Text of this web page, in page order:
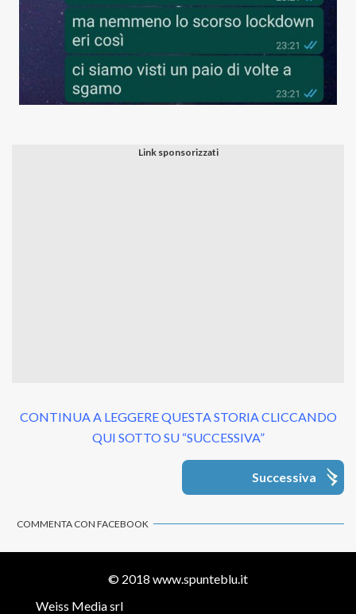
CONTINUA A LEGGERE QUESTA STORIA CLICCANDO
QUI SOTTO SU “SUCCESSIVA”
Successiva
COMMENTA CON FACEBOOK
© 2018 www.spunteblu.it
Weiss Media srl